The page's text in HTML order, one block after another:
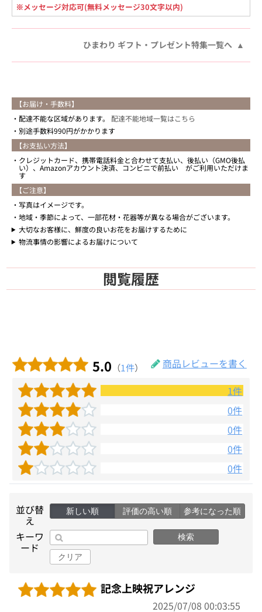
※メッセージ対応可(無料メッセージ30文字以内)
ひまわり ギフト・プレゼント特集一覧へ
【お届け・手数料】
配達不能な区域があります。 配達不能地域一覧はこちら
別途手数料990円がかかります
【お支払い方法】
クレジットカード、携帯電話料金と合わせて支払い、後払い（GMO後払
い）、Amazonアカウント決済、コンビニで前払い がご利用いただけま
す
【ご注意】
写真はイメージです。
地域・季節によって、一部花材・花器等が異なる場合がございます。
大切なお客様に、鮮度の良いお花をお届けするために
物流事情の影響によるお届けについて
閲覧履歴
5.0 （1件）
商品レビューを書く
1件
0件
0件
0件
0件
並び替
え
新しい順 評価の高い順 参考になった順
キーワ
ード
検索
クリア
記念上映祝アレンジ
2025/07/08 00:03:55